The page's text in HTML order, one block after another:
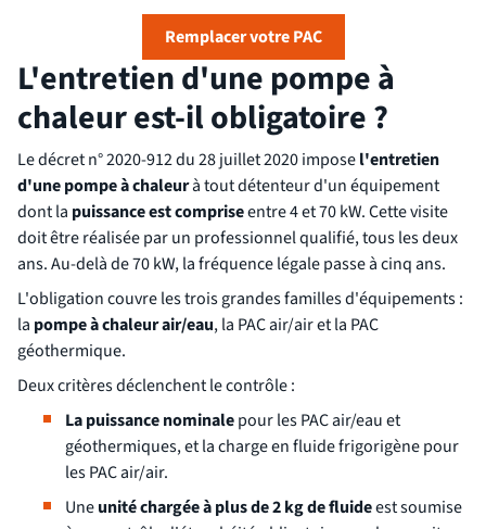
Remplacer votre PAC
L'entretien d'une pompe à
chaleur est-il obligatoire ?
Le décret n° 2020-912 du 28 juillet 2020 imposel'entretien
d'une pompe à chaleurà tout détenteur d'un équipement
dont la puissance est compriseentre 4 et 70 kW. Cette visite
doit être réalisée par un professionnel qualifié, tous les deux
ans. Au-delà de 70 kW, la fréquence légale passe à cinq ans.
L'obligation couvre les trois grandes familles d'équipements :
la pompe à chaleur air/eau, la PAC air/air et la PAC
géothermique.
Deux critères déclenchent le contrôle :
La puissance nominalepour les PAC air/eau et
géothermiques, et la charge en fluide frigorigène pour
les PAC air/air.
Uneunité chargée à plus de 2 kg de fluideest soumise